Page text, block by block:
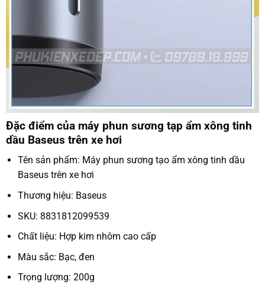
Đặc điểm của máy phun sương tạp ẩm xông tinh
dầu Baseus trên xe hơi
Tên sản phẩm: Máy phun sương tạo ẩm xông tinh dầu
Baseus trên xe hơi
Thương hiệu: Baseus
SKU: 8831812099539
Chất liệu: Hợp kim nhôm cao cấp
Màu sắc: Bạc, đen
Trọng lượng: 200g